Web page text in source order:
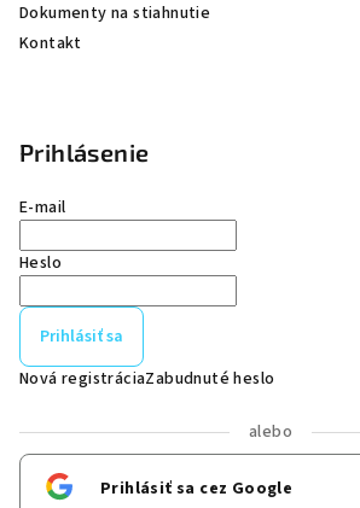
Dokumenty na stiahnutie
Kontakt
Prihlásenie
E-mail
Heslo
Prihlásiť sa
Nová registráciaZabudnuté heslo
alebo
Prihlásiť sa cez Google